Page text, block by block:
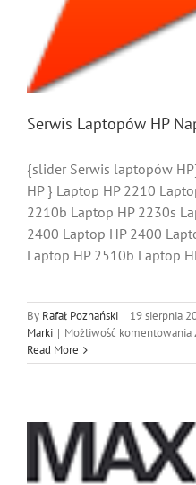
Serwis Laptopów HP
{slider Serwis laptopów
HP } Laptop HP 2210
2210b Laptop HP 2230s
2400 Laptop HP 2400
Laptop HP 2510b Laptop
By Rafał Poznański | 19 sierpnia
Marki | Możliwość komentowania
Read More